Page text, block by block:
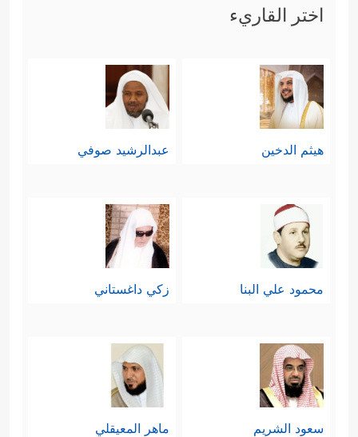
اختر القاريء
هيثم الدخين عبدالرشيد صوفي
محمود علي البنا زكي داغستاني
سعود الشريم ماهر المعيقلي